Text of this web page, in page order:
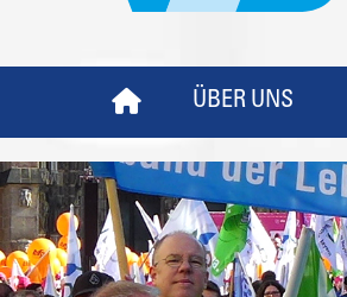
ÜBER UNS